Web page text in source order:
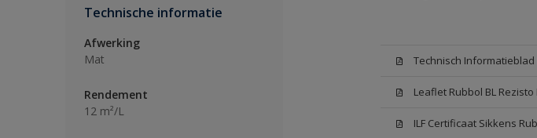
Technische informatie
Afwerking
Mat
Rendement
12 m²/L
Technisch Informatieblad
Leaflet Rubbol BL Rezisto
ILF Certificaat Sikkens